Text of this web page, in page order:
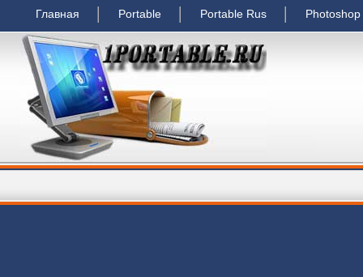
Главная Portable Portable Rus Photoshop